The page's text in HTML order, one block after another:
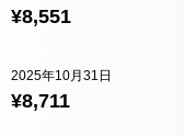
¥8,551
¥8,711
2025年10月31日